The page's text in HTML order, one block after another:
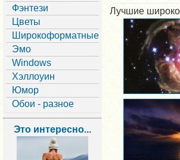
Фэнтези
Цветы
Широкоформатные
Эмо
Windows
Хэллоуин
Юмор
Обои - разное
Это интересно...
Лучшие